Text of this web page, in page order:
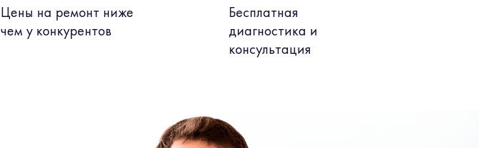
Цены на ремонт ниже
чем у конкурентов
Бесплатная
диагностика и
консультация